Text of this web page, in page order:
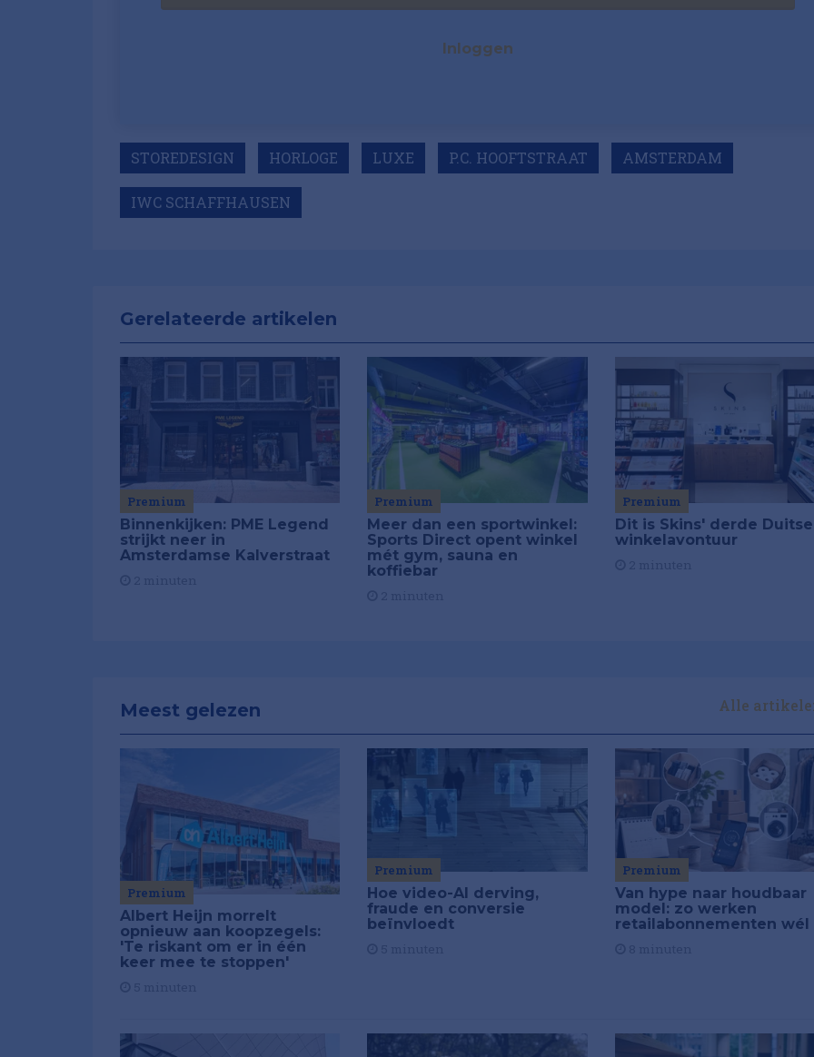
Inloggen
STOREDESIGN HORLOGE LUXE P.C. HOOFTSTRAAT AMSTERDAM
IWC SCHAFFHAUSEN
Gerelateerde artikelen
Premium
Binnenkijken: PME Legend
strijkt neer in
Amsterdamse Kalverstraat
Premium
Meer dan een sportwinkel:
Sports Direct opent winkel
mét gym, sauna en
koffiebar
Premium
Dit is Skins' derde Duitse
winkelavontuur
Meest gelezen Alle
Premium
Albert Heijn morrelt
opnieuw aan koopzegels:
'Te riskant om er in één
keer mee te stoppen'
Premium
Hoe video-AI derving,
fraude en conversie
beïnvloedt
Premium
Van hype naar houdbaar
model: zo werken
retailabonnementen wél